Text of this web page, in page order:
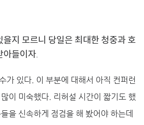
지 모르니 당일은 최대한 청중과 호
아들이자.
가 있다. 이 부분에 대해서 아직 컨퍼런
이 미숙했다. 리허설 시간이 짧기도 했
을 신속하게 점검을 해 봤어야 하는데